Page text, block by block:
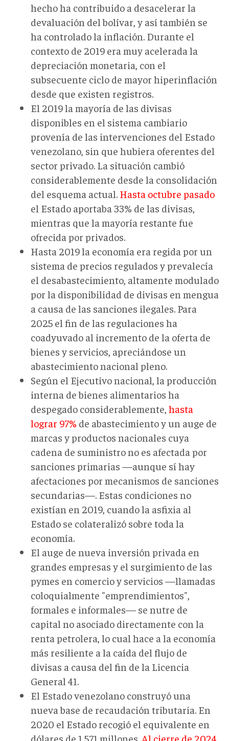
hecho ha contribuido a desacelerar la
devaluación del bolívar, y así también se
ha controlado la inflación. Durante el
contexto de 2019 era muy acelerada la
depreciación monetaria, con el
subsecuente ciclo de mayor hiperinflación
desde que existen registros.
El 2019 la mayoría de las divisas
disponibles en el sistema cambiario
provenía de las intervenciones del Estado
venezolano, sin que hubiera oferentes del
sector privado. La situación cambió
considerablemente desde la consolidación
del esquema actual. Hasta octubre pasado
el Estado aportaba 33% de las divisas,
mientras que la mayoría restante fue
ofrecida por privados.
Hasta 2019 la economía era regida por un
sistema de precios regulados y prevalecía
el desabastecimiento, altamente modulado
por la disponibilidad de divisas en mengua
a causa de las sanciones ilegales. Para
2025 el fin de las regulaciones ha
coadyuvado al incremento de la oferta de
bienes y servicios, apreciándose un
abastecimiento nacional pleno.
Según el Ejecutivo nacional, la producción
interna de bienes alimentarios ha
despegado considerablemente, hasta
lograr 97% de abastecimiento y un auge de
marcas y productos nacionales cuya
cadena de suministro no es afectada por
sanciones primarias —aunque sí hay
afectaciones por mecanismos de sanciones
secundarias—. Estas condiciones no
existían en 2019, cuando la asfixia al
Estado se colateralizó sobre toda la
economía.
El auge de nueva inversión privada en
grandes empresas y el surgimiento de las
pymes en comercio y servicios —llamadas
coloquialmente "emprendimientos",
formales e informales— se nutre de
capital no asociado directamente con la
renta petrolera, lo cual hace a la economía
más resiliente a la caída del flujo de
divisas a causa del fin de la Licencia
General 41.
El Estado venezolano construyó una
nueva base de recaudación tributaria. En
2020 el Estado recogió el equivalente en
dólares de 1 571 millones. Al cierre de 2024